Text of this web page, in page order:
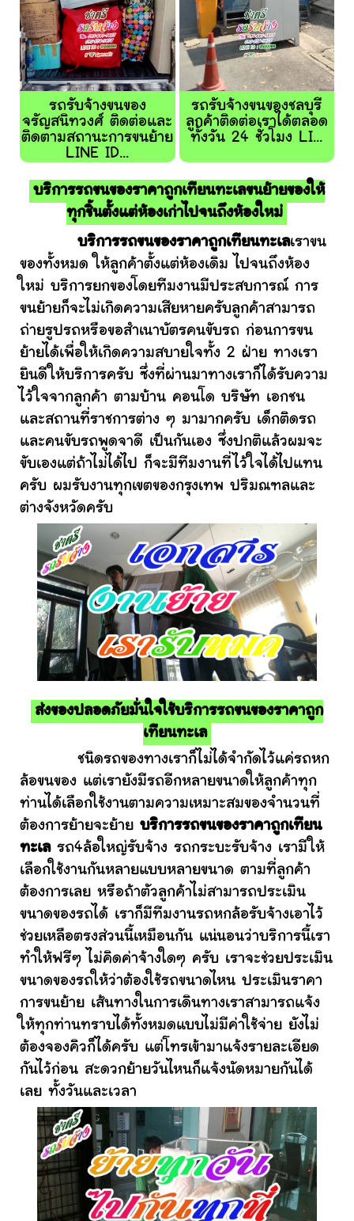
รถรับจ้างขนของ
จรัญสนิทวงศ์ ติดต่อและ
ติดตามสถานะการขนย้าย
LINE ID...
รถรับจ้างขนของชลบุรี
ลูกค้าติดต่อเราได้ตลอด
ทั้งวัน 24 ชั่วโมง LI...
บริการรถขนของราคาถูกเทียนทะเลขนย้ายของให้
ทุกชิ้นตั้งแต่ห้องเก่าไปจนถึงห้องใหม่
บริการรถขนของราคาถูกเทียนทะเลเราขน
ของทั้งหมด ให้ลูกค้าตั้งแต่ห้องเดิม ไปจนถึงห้อง
ใหม่ บริการยกของโดยทีมงานมีประสบการณ์ การ
ขนย้ายก็จะไม่เกิดความเสียหายครับลูกค้าสามารถ
ถ่ายรูปรถหรือขอสำเนาบัตรคนขับรถ ก่อนการขน
ย้ายได้เพื่อให้เกิดความสบายใจทั้ง 2 ฝ่าย ทางเรา
ยินดีให้บริการครับ ซึ่งที่ผ่านมาทางเราก็ได้รับความ
ไว้ใจจากลูกค้า ตามบ้าน คอนโด บริษัท เอกชน
และสถานที่ราชการต่าง ๆ มามากครับ เด็กติดรถ
และคนขับรถพูดจาดี เป็นกันเอง ซึ่งปกติแล้วผมจะ
ขับเองแต่ถ้าไม่ได้ไป ก็จะมีทีมงานที่ไว้ใจได้ไปแทน
ครับ ผมรับงานทุกเขตของกรุงเทพ ปริมณฑลและ
ต่างจังหวัดครับ
ส่งของปลอดภัยมั่นใจใช้บริการรถขนของราคาถูก
เทียนทะเล
ชนิดรถของทางเราก็ไม่ได้จำกัดไว้แค่รถหก
ล้อขนของ แต่เรายังมีรถอีกหลายขนาดให้ลูกค้าทุก
ท่านได้เลือกใช้งานตามความเหมาะสมของจำนวนที่
ต้องการย้ายจะย้ายบริการรถขนของราคาถูกเทียน
ทะเลรถ4ล้อใหญ่รับจ้าง รถกระบะรับจ้าง เรามีให้
เลือกใช้งานกันหลายแบบหลายขนาด ตามที่ลูกค้า
ต้องการเลย หรือถ้าตัวลูกค้าไม่สามารถประเมิน
ขนาดของรถได้ เราก็มีทีมงานรถหกล้อรับจ้างเอาไว้
ช่วยเหลือตรงส่วนนี้เหมือนกัน แน่นอนว่าบริการนี้เรา
ทำให้ฟรีๆ ไม่คิดค่าจ้างใดๆ ครับ เราจะช่วยประเมิน
ขนาดของรถให้ว่าต้องใช้รถขนาดไหน ประเมินราคา
การขนย้าย เส้นทางในการเดินทางเราสามารถแจ้ง
ให้ทุกท่านทราบได้ทั้งหมดแบบไม่มีค่าใช้จ่าย ยังไม่
ต้องจองคิวก็ได้ครับ แต่โทรเข้ามาแจ้งรายละเอียด
กันไว้ก่อน สะดวกย้ายวันไหนก็แจ้งนัดหมายกันได้
เลย ทั้งวันและเวลา